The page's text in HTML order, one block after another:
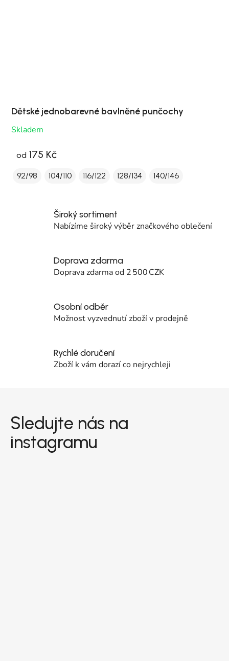
Dětské jednobarevné bavlněné punčochy
Skladem
od 175 Kč
92/98 104/110 116/122 128/134 140/146
Široký sortiment
Nabízíme široký výběr značkového oblečení
Doprava zdarma
Doprava zdarma od 2 500 CZK
Osobní odběr
Možnost vyzvednutí zboží v prodejně
Rychlé doručení
Zboží k vám dorazí co nejrychleji
Sledujte nás na
instagramu